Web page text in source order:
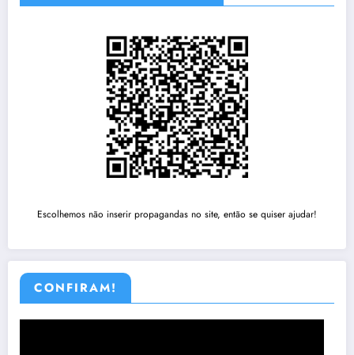
Escolhemos não inserir propagandas no site, então se quiser ajudar!
CONFIRAM!